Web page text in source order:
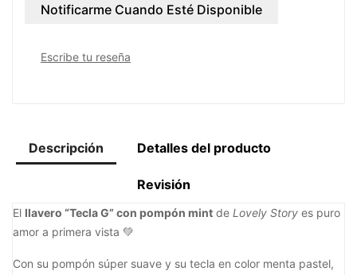
Notificarme Cuando Esté Disponible
Escribe tu reseña
Descripción Detalles del producto
Revisión
El llavero “Tecla G” con pompón mint de Lovely Story es puro
amor a primera vista 💚
Con su pompón súper suave y su tecla en color menta pastel,